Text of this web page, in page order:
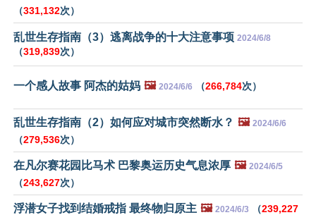
（331,132次）
乱世生存指南（3）逃离战争的十大注意事项 2024/6/8
（319,839次）
一个感人故事 阿杰的姑妈 🖼️ 2024/6/6 （266,784次）
乱世生存指南（2）如何应对城市突然断水？ 🖼️ 2024/6/6
（279,536次）
在凡尔赛花园比马术 巴黎奥运历史气息浓厚 🖼️ 2024/6/5
（243,627次）
浮潜女子找到结婚戒指 最终物归原主 🖼️ 2024/6/3 （239,227